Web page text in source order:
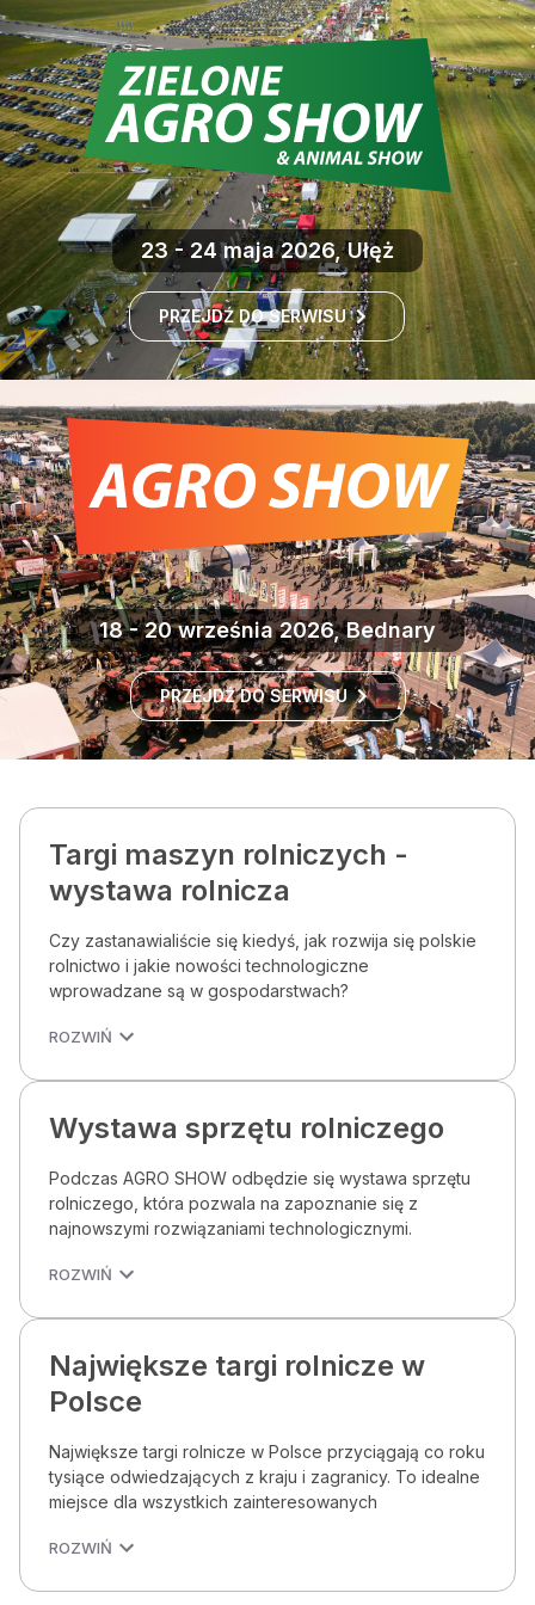
23 - 24 maja 2026, Ułęż
PRZEJDŹ DO SERWISU
18 - 20 września 2026, Bednary
PRZEJDŹ DO SERWISU
Targi maszyn rolniczych -
wystawa rolnicza
Czy zastanawialiście się kiedyś, jak rozwija się polskie
rolnictwo i jakie nowości technologiczne
wprowadzane są w gospodarstwach?
ROZWIŃ
Wystawa sprzętu rolniczego
Podczas AGRO SHOW odbędzie się wystawa sprzętu
rolniczego, która pozwala na zapoznanie się z
najnowszymi rozwiązaniami technologicznymi.
ROZWIŃ
Największe targi rolnicze w
Polsce
Największe targi rolnicze w Polsce przyciągają co roku
tysiące odwiedzających z kraju i zagranicy. To idealne
miejsce dla wszystkich zainteresowanych
ROZWIŃ